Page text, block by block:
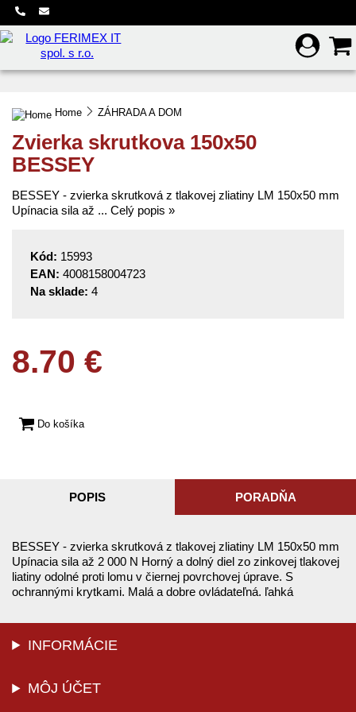
Preskočiť na hlavný obsah
Home ZÁHRADA A DOM
Zvierka skrutkova 150x50
BESSEY
BESSEY - zvierka skrutková z tlakovej zliatiny LM 150x50 mm
Upínacia sila až ...Celý popis »
Kód: 15993
EAN: 4008158004723
Na sklade: 4
8.70 €
Do košíka
POPIS PORADŇA
BESSEY - zvierka skrutková z tlakovej zliatiny LM 150x50 mm
Upínacia sila až 2 000 N Horný a dolný diel zo zinkovej tlakovej
liatiny odolné proti lomu v čiernej povrchovej úprave. S
ochrannými krytkami. Malá a dobre ovládateľná. ľahká
INFORMÁCIE
MÔJ ÚČET